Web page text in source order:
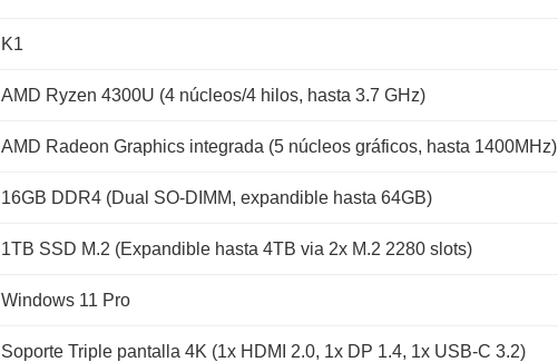
K1
AMD Ryzen 4300U (4 núcleos/4 hilos, hasta 3.7 GHz)
AMD Radeon Graphics integrada (5 núcleos gráficos, hasta 1400MHz)
16GB DDR4 (Dual SO-DIMM, expandible hasta 64GB)
1TB SSD M.2 (Expandible hasta 4TB via 2x M.2 2280 slots)
Windows 11 Pro
Soporte Triple pantalla 4K (1x HDMI 2.0, 1x DP 1.4, 1x USB-C 3.2)